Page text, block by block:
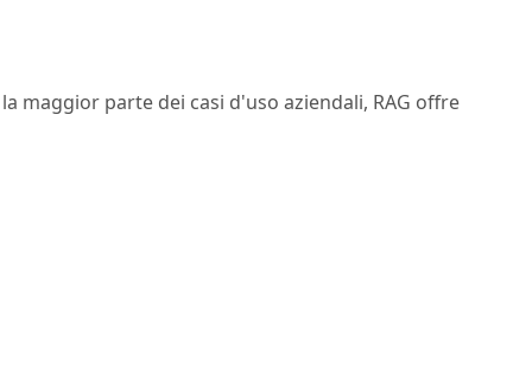
maggior parte dei casi d'uso aziendali, RAG offre